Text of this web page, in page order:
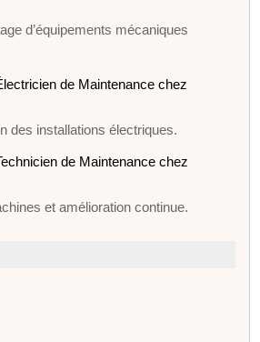
d’équipements mécaniques
de Maintenance chez
des installations électriques.
de Maintenance chez
et amélioration continue.